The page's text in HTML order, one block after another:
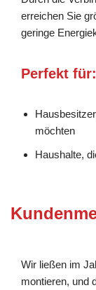
erreichen Sie
geringe
Perfekt für:
möchten
Haushalte,
Wir ließen im
montieren, und